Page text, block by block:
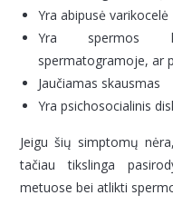
Yra abipusė varikocelė
Yra spermos
spermatogramoje, ar
Jaučiamas skausmas
Yra psichosocialinis
Jeigu šių simptomų
tačiau tikslinga
metuose bei atlikti